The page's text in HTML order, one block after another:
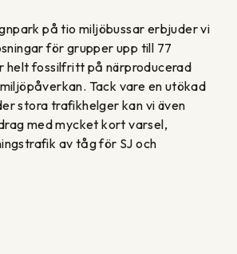
på tio miljöbussar erbjuder vi
för grupper upp till 77
helt fossilfritt på närproducerad
Tack vare en utökad
stora trafikhelger kan vi även
med mycket kort varsel,
av tåg för SJ och